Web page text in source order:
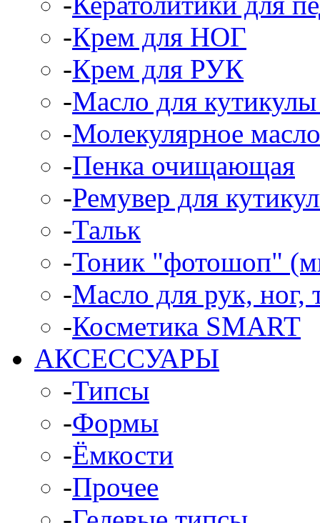
-Крем для НОГ
-Крем для РУК
-Масло для
-Молекулярное масло
-Пенка очищающая
-Ремувер для
-Тальк
-Тоник "фотошоп"
-Масло для рук, ног,
-Косметика SMART
АКСЕССУАРЫ
-Типсы
-Формы
-Ёмкости
-Прочее